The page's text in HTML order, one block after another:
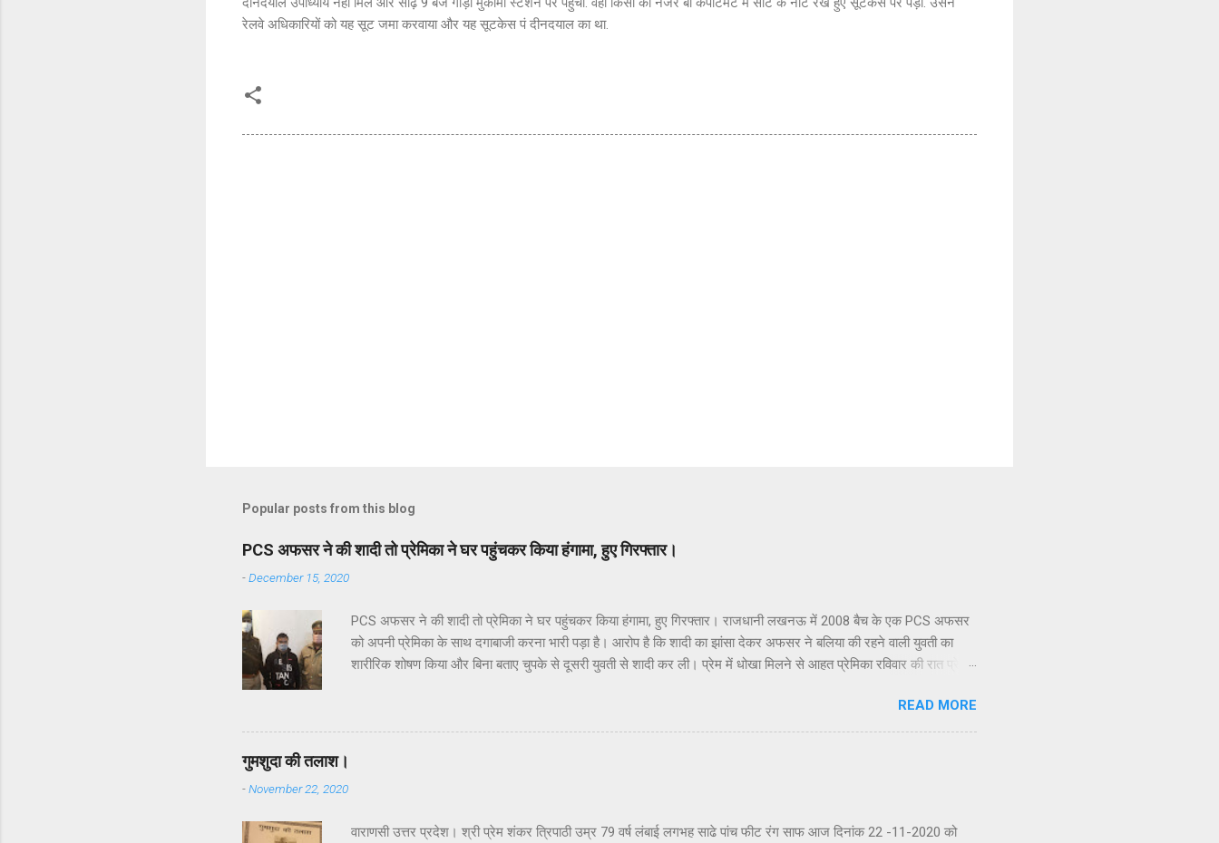
रेलवे अधिकारियों को यह सूट जमा करवाया और यह सूटकेस पं दीनदयाल का था.
Popular posts from this blog
PCS अफसर ने की शादी तो प्रेमिका ने घर पहुंचकर किया हंगामा, हुए गिरफ्तार।
-December 15, 2020
PCS अफसर ने की शादी तो प्रेमिका ने घर पहुंचकर किया हंगामा, हुए गिरफ्तार। राजधानी लखनऊ में 2008 बैच के एक PCS अफसर
को अपनी प्रेमिका के साथ दगाबाजी करना भारी पड़ा है। आरोप है कि शादी का झांसा देकर अफसर ने बलिया की रहने वाली युवती का
शारीरिक शोषण किया और बिना बताए चुपके से दूसरी युवती से शादी कर ली। प्रेम में धोखा मिलने से आहत प्रेमिका रविवार की रात प्रेमी
को हिरासत में ले लिया गया। उस पर पुलिस ने रेप की धाराओं में केस दर्ज किया गया है.आशियाना इंस्पेक्टर केशव कुमार तिवारी ने बताया
कि रुचिखंड-2 निवासी अनुराग रंजन का चयन 2018 बैच में PCS अधिकारी के रूप में हुआ है। उनको जिला सूचना अधिकारी का पद
READ MORE
गुमशुदा की तलाश।
-November 22, 2020
वाराणसी उत्तर प्रदेश। श्री प्रेम शंकर त्रिपाठी उम्र 79 वर्ष लंबाई लगभह साढे पांच फीट रंग साफ आज दिनांक 22 -11-2020 को